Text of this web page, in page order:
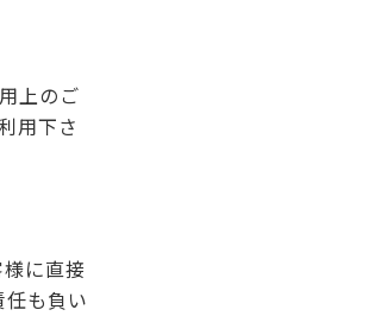
上のご
用下さ
に直接
も負い